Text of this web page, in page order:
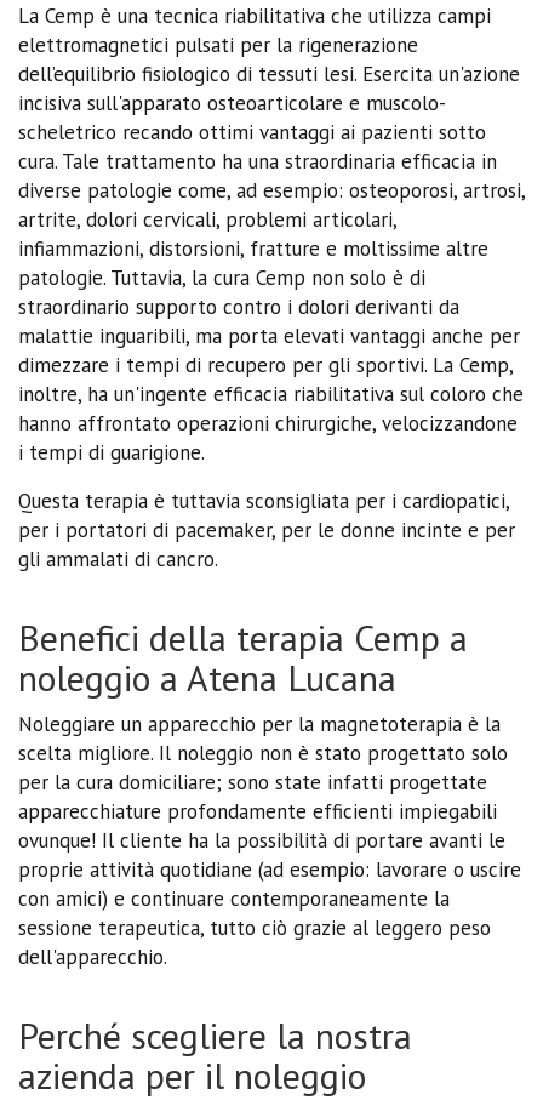
La Cemp è una tecnica riabilitativa che utilizza campi
elettromagnetici pulsati per la rigenerazione
dell’equilibrio fisiologico di tessuti lesi. Esercita un'azione
incisiva sull'apparato osteoarticolare e muscolo-
scheletrico recando ottimi vantaggi ai pazienti sotto
cura. Tale trattamento ha una straordinaria efficacia in
diverse patologie come, ad esempio: osteoporosi, artrosi,
artrite, dolori cervicali, problemi articolari,
infiammazioni, distorsioni, fratture e moltissime altre
patologie. Tuttavia, la cura Cemp non solo è di
straordinario supporto contro i dolori derivanti da
malattie inguaribili, ma porta elevati vantaggi anche per
dimezzare i tempi di recupero per gli sportivi. La Cemp,
inoltre, ha un'ingente efficacia riabilitativa sul coloro che
hanno affrontato operazioni chirurgiche, velocizzandone
i tempi di guarigione.
Questa terapia è tuttavia sconsigliata per i cardiopatici,
per i portatori di pacemaker, per le donne incinte e per
gli ammalati di cancro.
Benefici della terapia Cemp a
noleggio a Atena Lucana
Noleggiare un apparecchio per la magnetoterapia è la
scelta migliore. Il noleggio non è stato progettato solo
per la cura domiciliare; sono state infatti progettate
apparecchiature profondamente efficienti impiegabili
ovunque! Il cliente ha la possibilità di portare avanti le
proprie attività quotidiane (ad esempio: lavorare o uscire
con amici) e continuare contemporaneamente la
sessione terapeutica, tutto ciò grazie al leggero peso
dell'apparecchio.
Perché scegliere la nostra
azienda per il noleggio